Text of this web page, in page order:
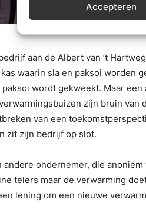
Accepteren
aan de Albert van ’t
waarin sla en paksoi worden
wordt gekweekt. Maar
zijn bruin van
van een
zit zijn bedrijf op slot.
ondernemer, die
telers maar de verwarming
lening om een nieuwe